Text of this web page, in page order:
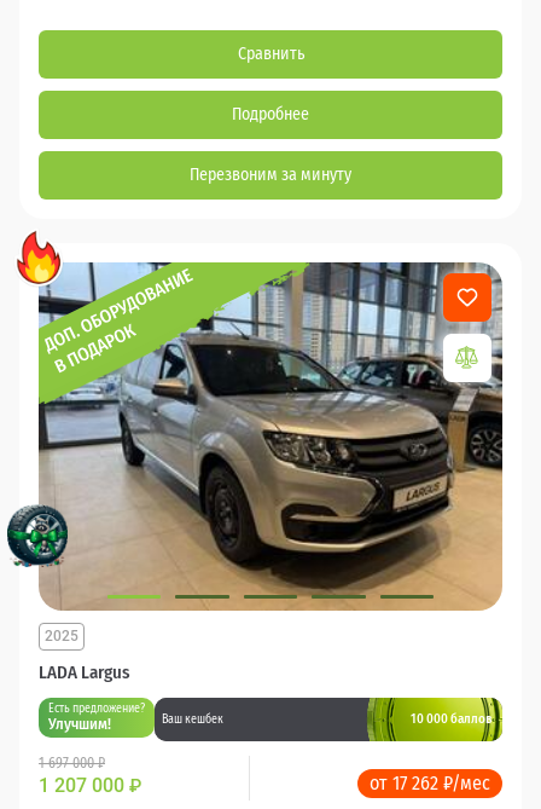
Сравнить
Подробнее
Перезвоним за минуту
LADA Largus
2025
Есть предложение?
Улучшим! Ваш кешбек 10 000 баллов
1 697 000 ₽
1 207 000 ₽ от 17 262 ₽/мес